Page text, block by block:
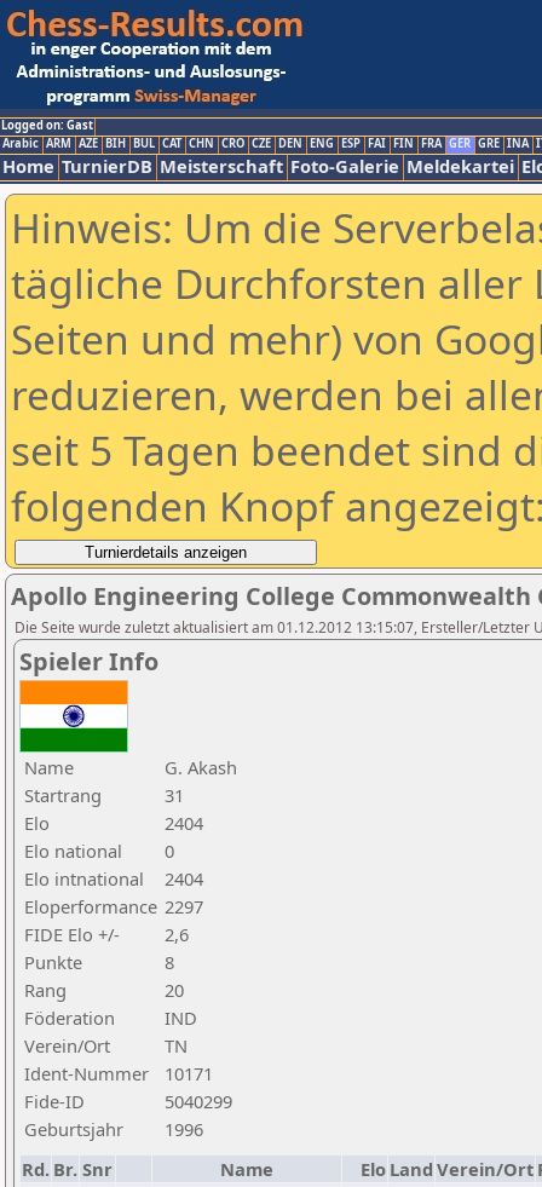
Logged on: Gast
Arabic ARM AZE BIH BUL CAT CHN CRO CZE DEN ENG ESP FAI FIN FRA GER GRE INA
Home TurnierDB Meisterschaft Foto-Galerie Meldekartei
Hinweis: Um die
tägliche Durchforsten aller
Seiten und mehr) von
reduzieren, werden bei
seit 5 Tagen beendet sind
folgenden Knopf
Apollo Engineering College Commonwealth
Die Seite wurde zuletzt aktualisiert am 01.12.2012 13:15:07, Ersteller/Letzter
Spieler Info
Name
G. Akash
Startrang
31
Elo
2404
Elo national
0
Elo intnational
2404
Eloperformance 2297
FIDE Elo +/-
2,6
Punkte
8
Rang
20
Föderation
IND
Verein/Ort
TN
Ident-Nummer
10171
Fide-ID
5040299
Geburtsjahr
1996
Rd. Br. Snr Name Elo Land Verein/Ort